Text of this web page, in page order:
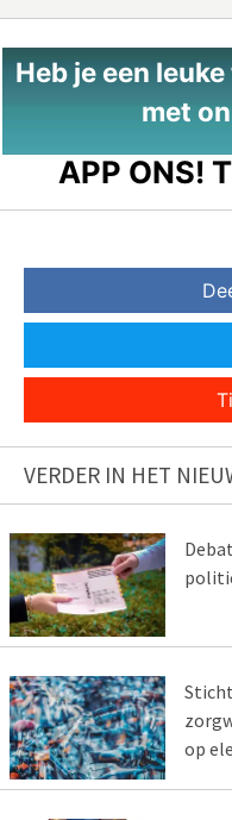
Heb je een
met
APP ONS!
VERDER IN HET
op